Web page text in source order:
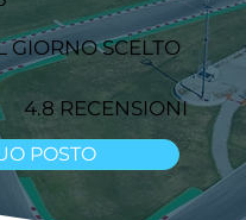
GIORNO SCELTO
4.8 RECENSIONI
POSTO